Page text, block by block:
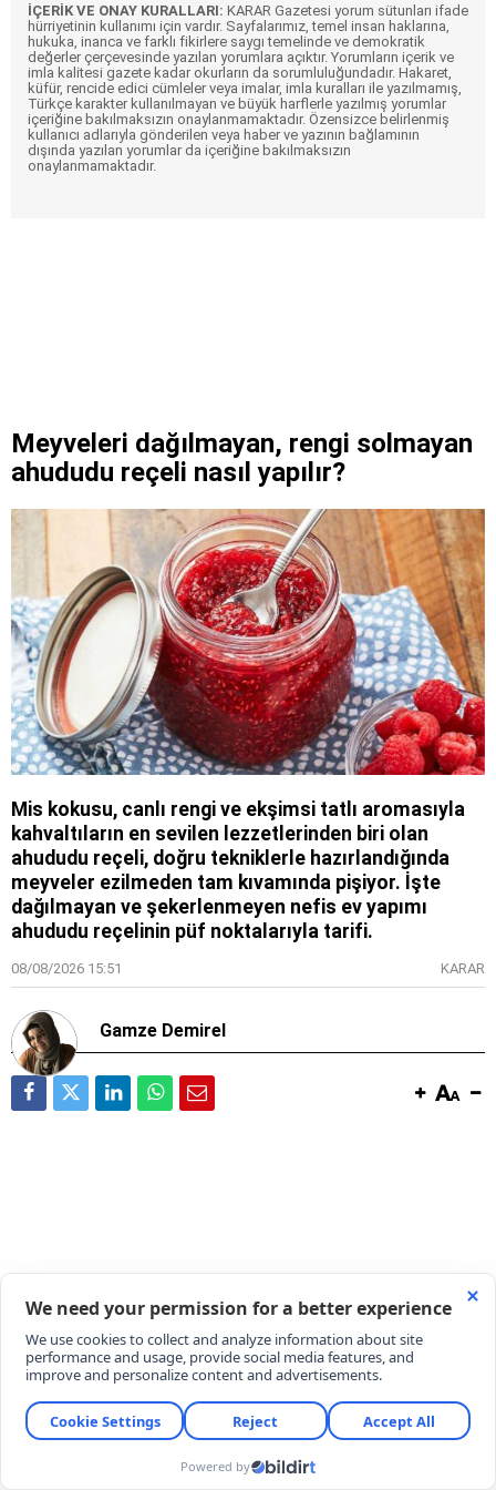
İÇERİK VE ONAY KURALLARI: KARAR Gazetesi yorum sütunları ifade
hürriyetinin kullanımı için vardır. Sayfalarımız, temel insan haklarına,
hukuka, inanca ve farklı fikirlere saygı temelinde ve demokratik
değerler çerçevesinde yazılan yorumlara açıktır. Yorumların içerik ve
imla kalitesi gazete kadar okurların da sorumluluğundadır. Hakaret,
küfür, rencide edici cümleler veya imalar, imla kuralları ile yazılmamış,
Türkçe karakter kullanılmayan ve büyük harflerle yazılmış yorumlar
içeriğine bakılmaksızın onaylanmamaktadır. Özensizce belirlenmiş
kullanıcı adlarıyla gönderilen veya haber ve yazının bağlamının
dışında yazılan yorumlar da içeriğine bakılmaksızın
onaylanmamaktadır.
Meyveleri dağılmayan, rengi solmayan
ahududu reçeli nasıl yapılır?
Mis kokusu, canlı rengi ve ekşimsi tatlı aromasıyla
kahvaltıların en sevilen lezzetlerinden biri olan
ahududu reçeli, doğru tekniklerle hazırlandığında
meyveler ezilmeden tam kıvamında pişiyor. İşte
dağılmayan ve şekerlenmeyen nefis ev yapımı
ahududu reçelinin püf noktalarıyla tarifi.
08/08/2026 15:51 KARAR
Gamze Demirel
Yaz mevsiminin en nazlı ve lezzetli meyvelerinden